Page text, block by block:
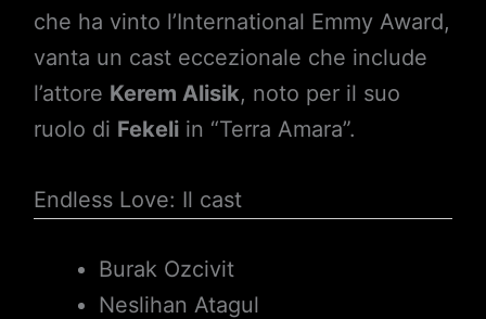
che ha vinto l’International Emmy Award,
vanta un cast eccezionale che include
l’attore Kerem Alisik, noto per il suo
ruolo di Fekeliin “Terra Amara”.
Endless Love: Il cast
Burak Ozcivit
Neslihan Atagul